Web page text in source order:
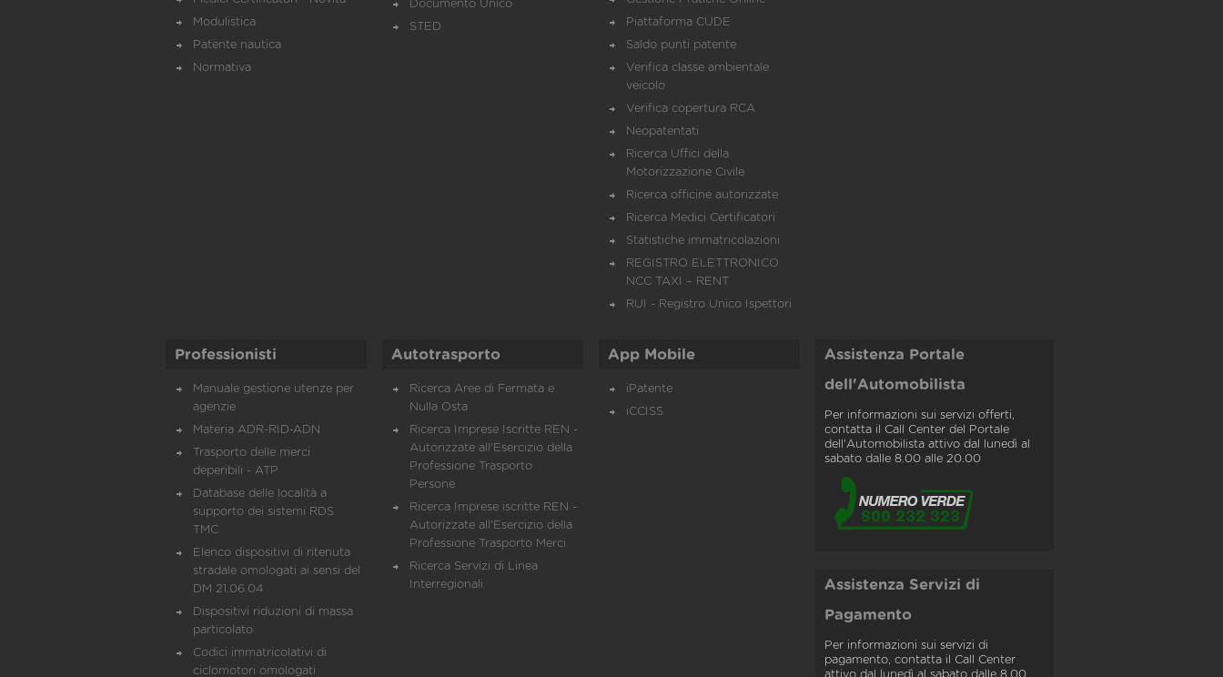
Modulistica
Patente nautica
Normativa
Documento Unico
STED
Piattaforma CUDE
Saldo punti patente
Verifica classe ambientale
veicolo
Verifica copertura RCA
Neopatentati
Ricerca Uffici della
Motorizzazione Civile
Ricerca officine autorizzate
Ricerca Medici Certificatori
Statistiche immatricolazioni
REGISTRO ELETTRONICO
NCC TAXI – RENT
RUI - Registro Unico Ispettori
Professionisti
Manuale gestione utenze per
agenzie
Materia ADR-RID-ADN
Trasporto delle merci
deperibili - ATP
Database delle località a
supporto dei sistemi RDS
TMC
Elenco dispositivi di ritenuta
stradale omologati ai sensi del
DM 21.06.04
Dispositivi riduzioni di massa
particolato
Codici immatricolativi di
ciclomotori omologati
Autotrasporto
Ricerca Aree di Fermata e
Nulla Osta
Ricerca Imprese Iscritte REN -
Autorizzate all'Esercizio della
Professione Trasporto
Persone
Ricerca Imprese iscritte REN -
Autorizzate all'Esercizio della
Professione Trasporto Merci
Ricerca Servizi di Linea
Interregionali
App Mobile
iPatente
iCCISS
Assistenza Portale
dell'Automobilista
Per informazioni sui servizi offerti,
contatta il Call Center del Portale
dell'Automobilista attivo dal lunedì al
sabato dalle 8.00 alle 20.00
Assistenza Servizi di
Pagamento
Per informazioni sui servizi di
pagamento, contatta il Call Center